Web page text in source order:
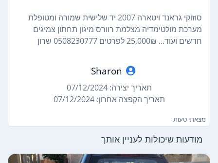
סוזוקי גראנד ויטארה 2007 יד שלישית שמורה ומטופלת
מערכת מולטימדיה מצלמת רוורס מיגון תחתון צמיגים
חדשים ועוד... 25,000₪ לפרטים 0508230777 שרון
Sharon
תאריך יצירה: 07/12/2024
תאריך הקפצה אחרון: 07/12/2024
מצאתי טעות
מודעות שיכולות לעניין אותך